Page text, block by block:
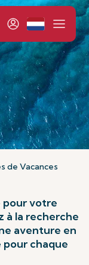
de Vacances
pour votre
à la recherche
aventure en
pour chaque